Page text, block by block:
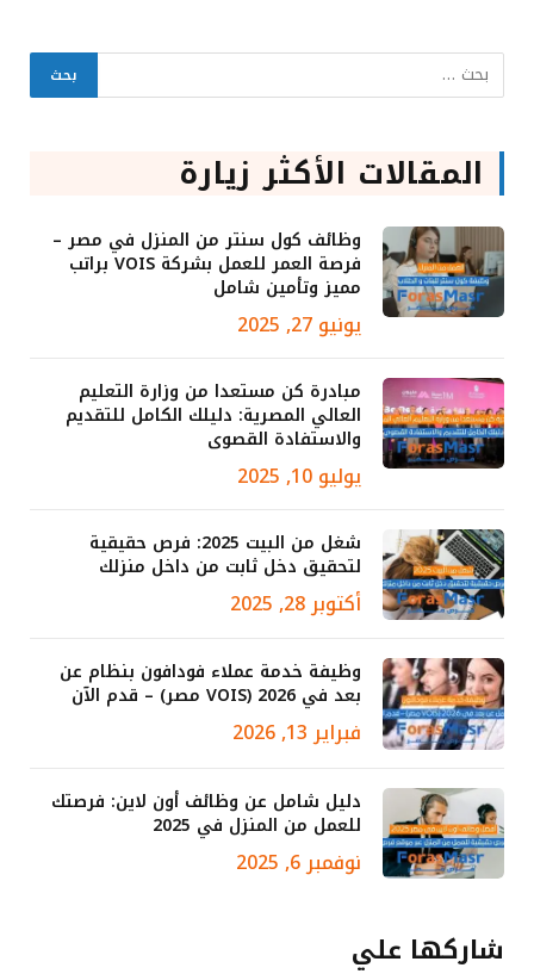
المقالات الأكثر زيارة
وظائف كول سنتر من المنزل في مصر –
فرصة العمر للعمل بشركة VOIS براتب
مميز وتأمين شامل
يونيو 27, 2025
مبادرة كن مستعدا من وزارة التعليم
العالي المصرية: دليلك الكامل للتقديم
والاستفادة القصوى
يوليو 10, 2025
شغل من البيت 2025: فرص حقيقية
لتحقيق دخل ثابت من داخل منزلك
أكتوبر 28, 2025
وظيفة خدمة عملاء فودافون بنظام عن
بعد في 2026 (VOIS مصر) – قدم الآن
فبراير 13, 2026
دليل شامل عن وظائف أون لاين: فرصتك
للعمل من المنزل في 2025
نوفمبر 6, 2025
شاركها علي